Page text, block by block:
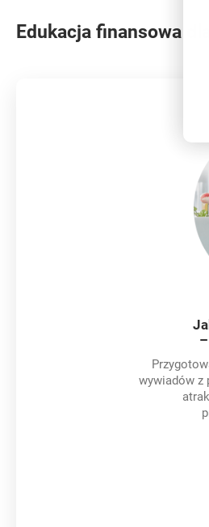
Edukacja finansowa
wywiadów z